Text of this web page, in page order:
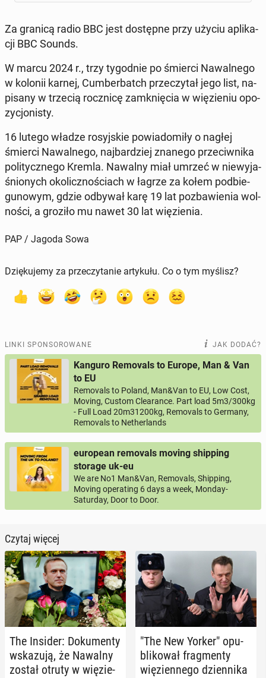
Za granicą radio BBC jest do­stęp­ne przy użyciu apli­ka­
cji BBC Sounds.
W marcu 2024 r., trzy ty­go­dnie po śmierci Na­wal­ne­go
w kolonii karnej, Cum­ber­batch prze­czy­tał jego list, na­
pi­sa­ny w trzecią rocz­ni­cę za­mknię­cia w wię­zie­niu opo­
zy­cjo­ni­sty.
16 lutego władze ro­syj­skie po­wia­do­mi­ły o nagłej
śmierci Na­wal­ne­go, naj­bar­dziej znanego prze­ciw­ni­ka
po­li­tycz­ne­go Kremla. Nawalny miał umrzeć w nie­wy­ja­
śnio­nych oko­licz­no­ściach w łagrze za kołem pod­bie­
gu­no­wym, gdzie odbywał karę 19 lat po­zba­wie­nia wol­
no­ści, a groziło mu nawet 30 lat wię­zie­nia.
PAP / Jagoda Sowa
Dziękujemy za przeczytanie artykułu. Co o tym myślisz?
LINKI SPONSOROWANE JAK DODAĆ?
Kanguro Removals to Europe, Man & Van
to EU
Removals to Poland, Man&Van to EU, Low Cost,
Moving, Custom Clearance. Part load 5m3/300kg
- Full Load 20m31200kg, Removals to Germany,
Removals to Netherlands
european removals moving shipping
storage uk-eu
We are No1 Man&Van, Removals, Shipping,
Moving operating 6 days a week, Monday-
Saturday, Door to Door.
Czytaj więcej
The Insider: Do­ku­men­ty
wska­zu­ją, że Nawalny
został otruty w wię­zie­
"The New Yorker" opu­
bli­ko­wał frag­men­ty
wię­zien­ne­go dzien­ni­ka